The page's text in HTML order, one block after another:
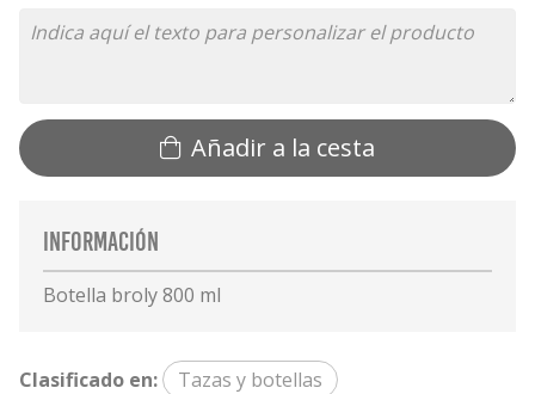
Añadir a la cesta
Información
Botella broly 800 ml
Clasificado en: Tazas y botellas